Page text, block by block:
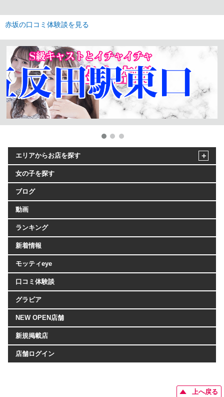
赤坂の口コミ体験談を見る
エリアからお店を探す
女の子を探す
ブログ
動画
ランキング
新着情報
モッティeye
口コミ体験談
グラビア
NEW OPEN店舗
新規掲載店
店舗ログイン
上へ戻る